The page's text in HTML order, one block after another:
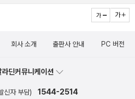
도 책을 보고 많이 느낄 수 있을 것 같아
성'의 참 뜻을 머리속에 기억하며사람들
대하는 태도는 진정한 친구를 만들어 주
자라가면서 학교를 시작으로 사회생활
회사 소개 출판사 안내 PC 버전
딘커뮤니케이션
신자 부담) 1544-2514